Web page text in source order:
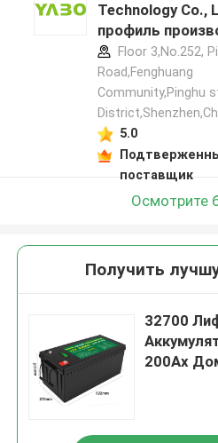
Technology Co.,
профиль
Floor 3,No.252,
Road,Fenghuang
Community,Pinghu
5.0
поставщик
Осмотрите
Получить
32700
200Ах